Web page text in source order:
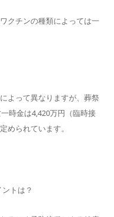
クチンの種類によっては一
よって異なりますが、葬祭
時金は4,420万円（臨時接
められています。
トは？